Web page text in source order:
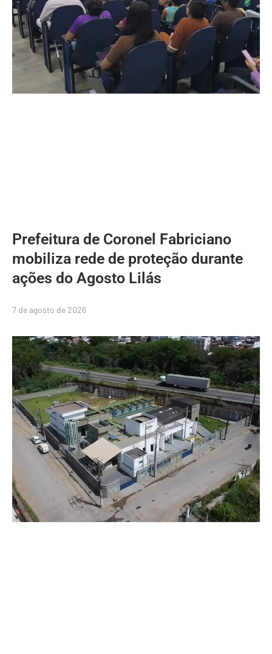
Prefeitura de Coronel Fabriciano
mobiliza rede de proteção durante
ações do Agosto Lilás
7 de agosto de 2026